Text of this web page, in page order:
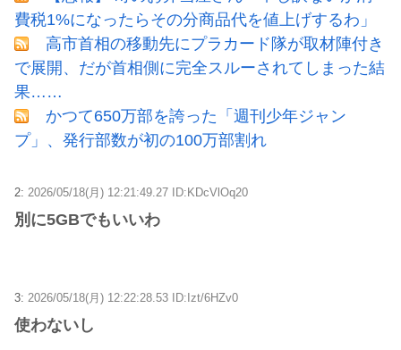
費税1%になったらその分商品代を値上げするわ」
高市首相の移動先にプラカード隊が取材陣付き
で展開、だが首相側に完全スルーされてしまった結
果……
かつて650万部を誇った「週刊少年ジャン
プ」、発行部数が初の100万部割れ
2: 2026/05/18(月) 12:21:49.27 ID:KDcVlOq20
別に5GBでもいいわ
3: 2026/05/18(月) 12:22:28.53 ID:Izt/6HZv0
使わないし